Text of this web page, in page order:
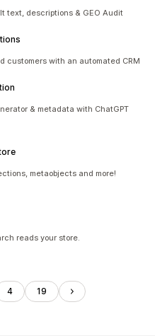
text, descriptions & GEO Audit
customers with an automated CRM
& metadata with ChatGPT
metaobjects and more!
reads your store.
4 19